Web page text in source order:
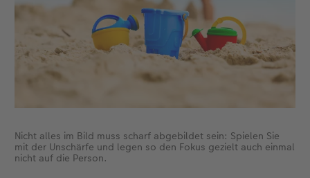
Nicht alles im Bild muss scharf abgebildet sein: Spielen Sie
mit der Unschärfe und legen so den Fokus gezielt auch einmal
nicht auf die Person.